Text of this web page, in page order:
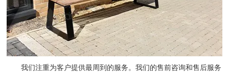
我们注重为客户提供最周到的服务。我们的售前咨询和售后服务